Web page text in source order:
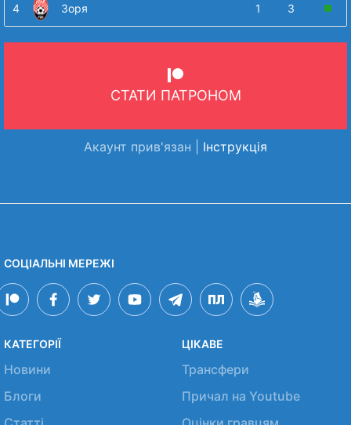
4 Зоря 1 3
СТАТИ ПАТРОНОМ
Акаунт прив'язан | Інструкція
СОЦІАЛЬНІ МЕРЕЖІ
КАТЕГОРІЇ
Новини
Блоги
ЦІКАВЕ
Трансфери
Причал на Youtube